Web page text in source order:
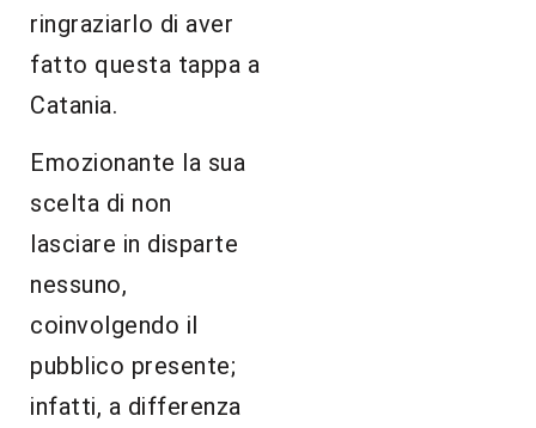
ringraziarlo di aver
fatto questa tappa a
Catania.
Emozionante la sua
scelta di non
lasciare in disparte
nessuno,
coinvolgendo il
pubblico presente;
infatti, a differenza